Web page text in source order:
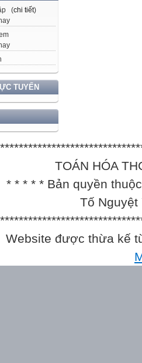
(chi tiết)
TUYẾN
TOÁN HÓA
* * * * * Bản quyền
Tố Nguyệt
Website được thừa kế